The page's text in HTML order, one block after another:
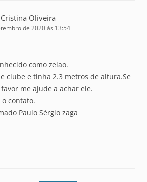
Oliveira
de 2020 às 13:54
como zelao.
clube e tinha 2.3 metros de altura.Se
me ajude a achar ele.
contato.
Paulo Sérgio zaga